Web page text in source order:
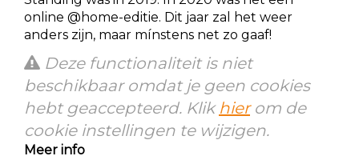
online @home-editie. Dit jaar zal het weer
anders zijn, maar mínstens net zo gaaf!
Deze functionaliteit is niet
beschikbaar omdat je geen cookies
hebt geaccepteerd. Klik hierom de
cookie instellingen te wijzigen.
Meer info